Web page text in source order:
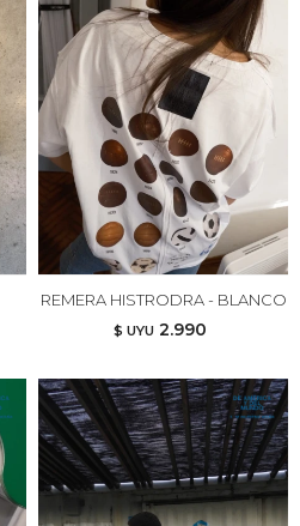
REMERA HISTRODRA - BLANCO
$ UYU 2.990